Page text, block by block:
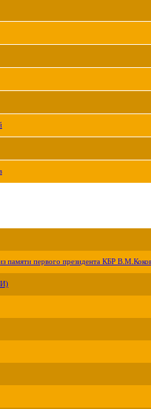
памяти первого президента КБР